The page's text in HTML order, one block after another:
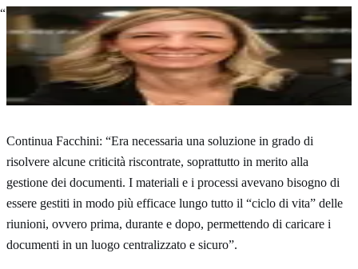
Sherpany godeva di buona reputazione presso i CdA di
altre banche cantonali. E noi avevamo bisogno di
affidare l’organizzazione delle riunioni a uno strumento
flessibile e autorevole.
Laiza FacchiniAssistente del Presidente del Consiglio
di Amministrazione di BancaStato
Continua Facchini: “Era necessaria una soluzione in grado di
risolvere alcune criticità riscontrate, soprattutto in merito alla
gestione dei documenti. I materiali e i processi avevano bisogno di
essere gestiti in modo più efficace lungo tutto il “ciclo di vita” delle
riunioni, ovvero prima, durante e dopo, permettendo di caricare i
documenti in un luogo centralizzato e sicuro”.